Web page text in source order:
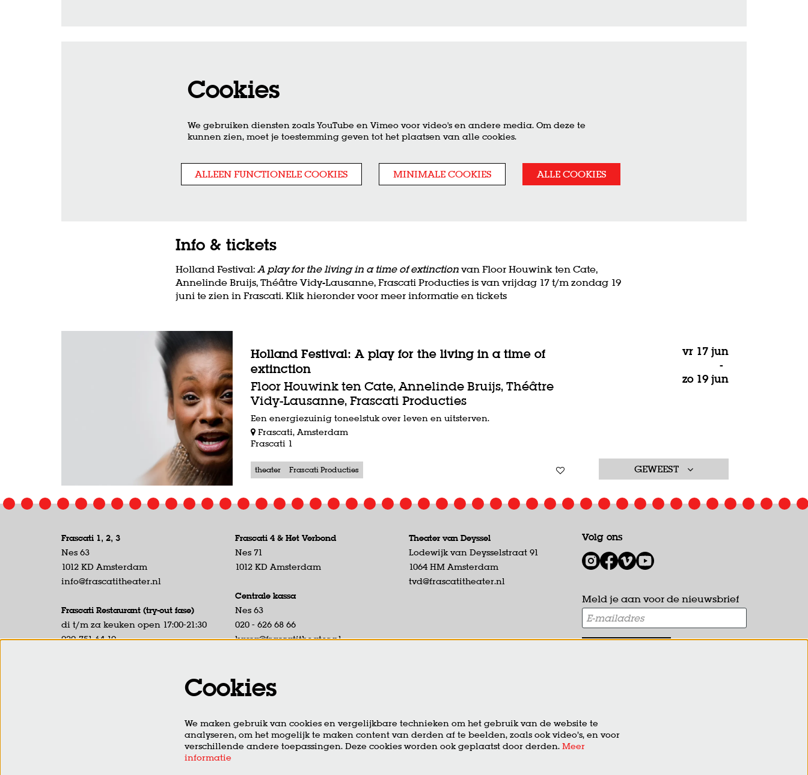
Cookies
We gebruiken diensten zoals YouTube en Vimeo voor video's en andere media. Om deze te
kunnen zien, moet je toestemming geven tot het plaatsen van alle cookies.
ALLEEN FUNCTIONELE COOKIES MINIMALE COOKIES ALLE COOKIES
Info & tickets
Holland Festival: A play for the living in a time of extinctionvan Floor Houwink ten Cate,
Annelinde Bruijs, Théâtre Vidy-Lausanne, Frascati Producties is van vrijdag 17 t/m zondag 19
juni te zien in Frascati. Klik hieronder voor meer informatie en tickets
Holland Festival: A play for the living in a time of
extinction
Floor Houwink ten Cate, Annelinde Bruijs, Théâtre
Vidy-Lausanne, Frascati Producties
Een energiezuinig toneelstuk over leven en uitsterven.
Frascati, Amsterdam
Frascati 1
theater Frascati Producties
vr 17 jun
-
zo 19 jun
GEWEEST
Frascati 1, 2, 3
Nes 63
1012 KD Amsterdam
info@frascatitheater.nl
Frascati Restaurant (try-out fase)
di t/m za keuken open 17:00-21:30
020-751 64 19
Frascati 4 & Het Verbond
Nes 71
1012 KD Amsterdam
Centrale kassa
Nes 63
020 - 626 68 66
kassa@frascatitheater.nl
Kassabalie open 19:00 uur tot start
laatste voorstelling.
Theater van Deyssel
Lodewijk van Deysselstraat 91
1064 HM Amsterdam
tvd@frascatitheater.nl
Volg ons
Meld je aan voor de nieuwsbrief
Cookies
We maken gebruik van cookies en vergelijkbare technieken om het gebruik van de website te
analyseren, om het mogelijk te maken content van derden af te beelden, zoals ook video’s, en voor
verschillende andere toepassingen. Deze cookies worden ook geplaatst door derden. Meer
informatie